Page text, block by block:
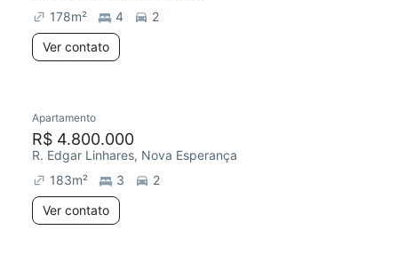
178m² 4
2
Ver contato
Apartamento
R$ 4.800.000
R. Edgar Linhares, Nova Esperança
183m² 3
2
Ver contato